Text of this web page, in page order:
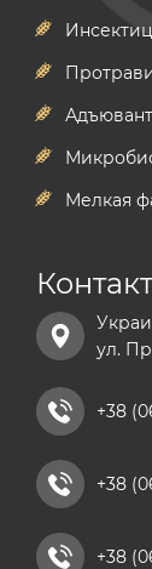
Мелкая
ул.
+38
+38
+38